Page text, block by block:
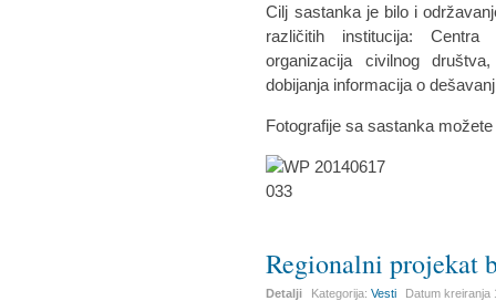
Cilj sastanka je bilo i
različitih institucija:
organizacija civilnog
dobijanja informacija o
Fotografije sa sastanka
Regionalni projekat
Detalji Kategorija:Vesti Datum kreiranja